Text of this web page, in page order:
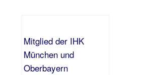
Mitglied der IHK
München und
Oberbayern